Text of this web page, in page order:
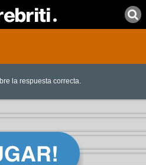
la respuesta correcta.